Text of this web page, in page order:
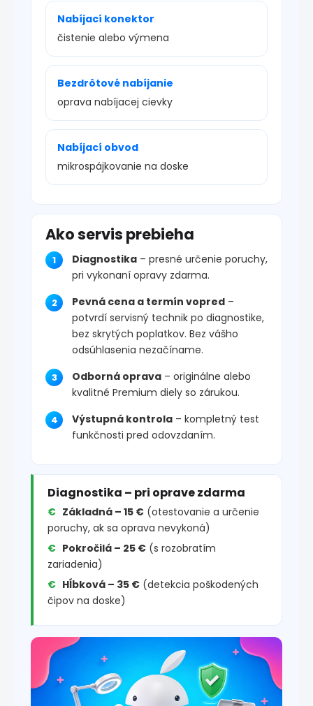
Nabíjací konektor
čistenie alebo výmena
Bezdrôtové nabíjanie
oprava nabíjacej cievky
Nabíjací obvod
mikrospájkovanie na doske
Ako servis prebieha
Diagnostika – presné určenie poruchy,
pri vykonaní opravy zdarma.
Pevná cena a termín vopred –
potvrdí servisný technik po diagnostike,
bez skrytých poplatkov. Bez vášho
odsúhlasenia nezačíname.
Odborná oprava – originálne alebo
kvalitné Premium diely so zárukou.
Výstupná kontrola – kompletný test
funkčnosti pred odovzdaním.
Diagnostika – pri oprave zdarma
Základná – 15 € (otestovanie a určenie
poruchy, ak sa oprava nevykoná)
Pokročilá – 25 € (s rozobratím
zariadenia)
Hĺbková – 35 € (detekcia poškodených
čipov na doske)